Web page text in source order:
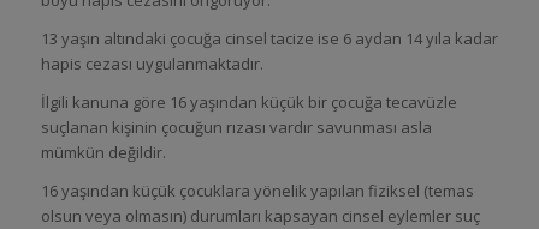
13 yaşın altındaki çocuğa cinsel tacize ise 6 aydan 14 yıla kadar
hapis cezası uygulanmaktadır.
İlgili kanuna göre 16 yaşından küçük bir çocuğa tecavüzle
suçlanan kişinin çocuğun rızası vardır savunması asla
mümkün değildir.
16 yaşından küçük çocuklara yönelik yapılan fiziksel (temas
olsun veya olmasın) durumları kapsayan cinsel eylemler suç